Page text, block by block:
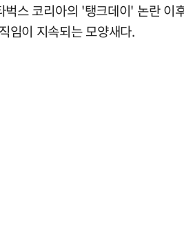
스 코리아의 '탱크데이' 논란
임이 지속되는 모양새다.